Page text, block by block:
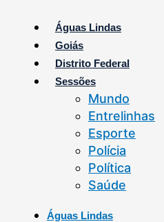
conteúdo
Águas Lindas
Goiás
Distrito Federal
Sessões
Mundo
Entrelinhas
Esporte
Polícia
Política
Saúde
Águas Lindas